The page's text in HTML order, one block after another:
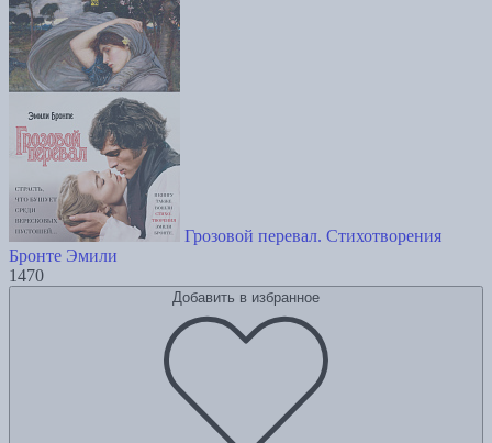
Грозовой перевал. Стихотворения
Бронте Эмили
1470
Добавить в избранное